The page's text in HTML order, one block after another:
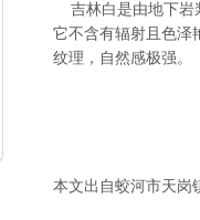
吉林白是由地下岩
它不含有辐射且色泽
纹理，自然感极强。
本文出自蛟河市天岗